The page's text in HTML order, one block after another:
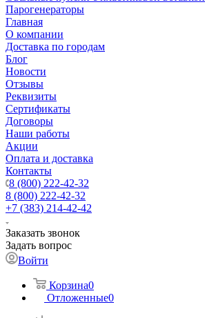
Парогенераторы
Главная
О компании
Доставка по городам
Блог
Новости
Отзывы
Реквизиты
Сертификаты
Договоры
Наши работы
Акции
Оплата и доставка
Контакты
8 (800) 222-42-32
8 (800) 222-42-32
+7 (383) 214-42-42
Заказать звонок
Задать вопрос
Войти
Корзина0
Отложенные0